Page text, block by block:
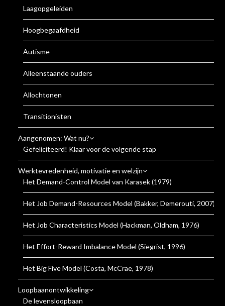
Laagopgeleiden
Hoogbegaafdheid
Autisme
Alleenstaande ouders
Allochtonen
Transitionisten
Aangenomen: Wat nu?
Gefeliciteerd! Klaar voor de volgende stap
Werktevredenheid, motivatie en welzijn
Het Demand-Control Model van Karasek (1979)
Het Job Demand-Resources Model (Bakker, Demerouti, 2007)
Het Job Characteristics Model (Hackman, Oldham, 1976)
Het Effort-Reward Imbalance Model (Siegrist, 1996)
Het Big Five Model (Costa, McCrae, 1978)
Loopbaanontwikkeling
De levensloopbaan